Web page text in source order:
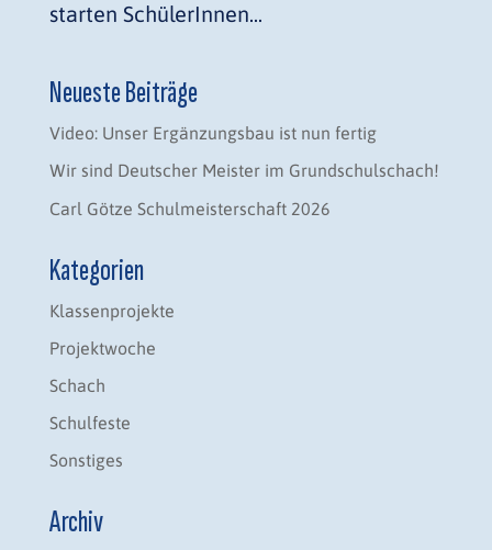
starten SchülerInnen...
Neueste Beiträge
Video: Unser Ergänzungsbau ist nun fertig
Wir sind Deutscher Meister im Grundschulschach!
Carl Götze Schulmeisterschaft 2026
Kategorien
Klassenprojekte
Projektwoche
Schach
Schulfeste
Sonstiges
Archiv